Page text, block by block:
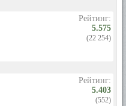
Рейтинг:
5.575
(22 254)
Рейтинг:
5.403
(552)